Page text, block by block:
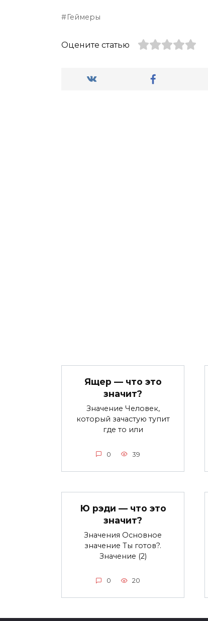
Геймеры
Оцените статью
Ящер — что это
значит?
Значение Человек,
который зачастую тупит
где то или
0 39
Ю рэди — что это
значит?
Значения Основное
значение Ты готов?.
Значение (2)
0 20